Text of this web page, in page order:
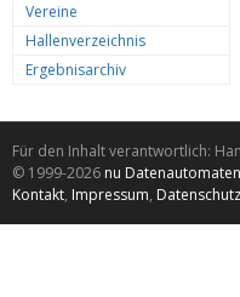
Vereine
Hallenverzeichnis
Ergebnisarchiv
Für den Inhalt verantwortlich:
© 1999-2026 nu
Kontakt, Impressum, Datenschutz